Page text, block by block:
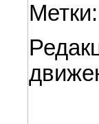
Метки: